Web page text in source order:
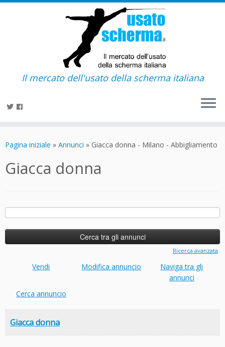
Il mercato dell'usato della scherma italiana
Pagina iniziale » Annunci » Giacca donna - Milano - Abbigliamento
Giacca donna
Ricerca
Ricerca avanzata
Vendi Modifica annuncio
Naviga tra gli
annunci
Cerca annuncio
Giacca donna